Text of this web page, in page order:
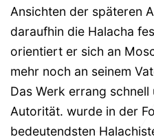
Ansichten der späteren
daraufhin die Halacha
orientiert er sich an
mehr noch an seinem
Das Werk errang
Autorität. wurde in der
bedeutendsten